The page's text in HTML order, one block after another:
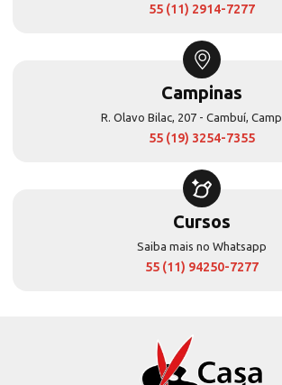
55 (11) 2914-7277
Campinas
R. Olavo Bilac, 207 - Cambuí,
55 (19) 3254-7355
Cursos
Saiba mais no Whatsapp
55 (11) 94250-7277